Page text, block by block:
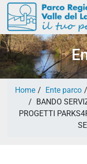
Home Ente parco
BANDO
PROGETTI